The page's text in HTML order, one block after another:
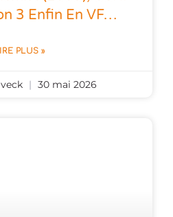
3 Enfin En VF…
PLUS »
30 mai 2026